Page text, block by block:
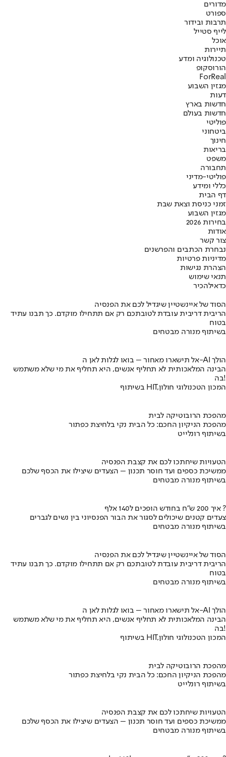
מדורים
ספורט
תרבות ובידור
לייף סטייל
אוכל
תיירות
טכנולוגיה ומדע
הורוסקופ
ForReal
מגזין השבוע
דעות
חדשות בארץ
חדשות בעולם
פוליטי
ביטחוני
חינוך
בריאות
משפט
תחבורה
פוליטי-מדיני
כללי ומידע
דף הבית
זמני כניסת וצאת שבת
מגזין השבוע
בחירות 2026
אודות
צור קשר
נבחרת הכתבים והפרשנים
מדיניות פרטיות
הצהרת נגישות
תנאי שימוש
כדאילהכיר
הסוד של איינשטיין שיגדיל לכם את הפנסיה
הריבית דריבית עובדת לטובתכם רק אם תתחילו מוקדם. כך תבנו עתיד
בטוח
בשיתוף מנורה מבטחים
אל תישארו מאחור – בואו לגלות לאן ה-AI הולך
הבינה המלאכותית לא תחליף אנשים, היא תחליף את מי שלא משתמש
בה!
בשיתוף HIT,המכון הטכנולוגי חולון
מהפכת הרובוטיקה לבית
מהפכת הניקיון החכם: כל הבית נקי בלחיצת כפתור
בשיתוף רונלייט
הטעויות שיחתכו לכם את קצבת הפנסיה
ממשיכת כספים ועד חוסר תכנון – הצעדים שיצילו את הכסף שלכם
בשיתוף מנורה מבטחים
איך 200 ש"ח בחודש הופכים ל140 אלף ?
צעדים קטנים שיכולים לסגור את הבור הפנסיוני בין נשים לגברים
בשיתוף מנורה מבטחים
הסוד של איינשטיין שיגדיל לכם את הפנסיה
הריבית דריבית עובדת לטובתכם רק אם תתחילו מוקדם. כך תבנו עתיד
בטוח
בשיתוף מנורה מבטחים
אל תישארו מאחור – בואו לגלות לאן ה-AI הולך
הבינה המלאכותית לא תחליף אנשים, היא תחליף את מי שלא משתמש
בה!
בשיתוף HIT,המכון הטכנולוגי חולון
מהפכת הרובוטיקה לבית
מהפכת הניקיון החכם: כל הבית נקי בלחיצת כפתור
בשיתוף רונלייט
הטעויות שיחתכו לכם את קצבת הפנסיה
ממשיכת כספים ועד חוסר תכנון – הצעדים שיצילו את הכסף שלכם
בשיתוף מנורה מבטחים